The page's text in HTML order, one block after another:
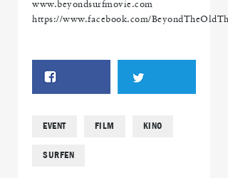
www.beyondsurfmovie.com
https://www.facebook.com/
EVENT FILM KINO
SURFEN